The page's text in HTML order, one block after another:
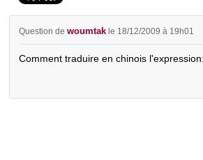
Question dewoumtak le 18/12/2009 à 19h01
Comment traduire en chinois